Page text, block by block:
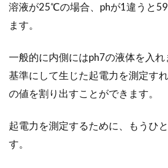
多いのではないでし
こともあり...
クッキーを可愛
溶液が25℃の場合、phが1違うと
ます。
一般的に内側にはph7の液体を入
基準にして生じた起電力を測定す
の値を割り出すことができます。
起電力を測定するために、もうひ
す。